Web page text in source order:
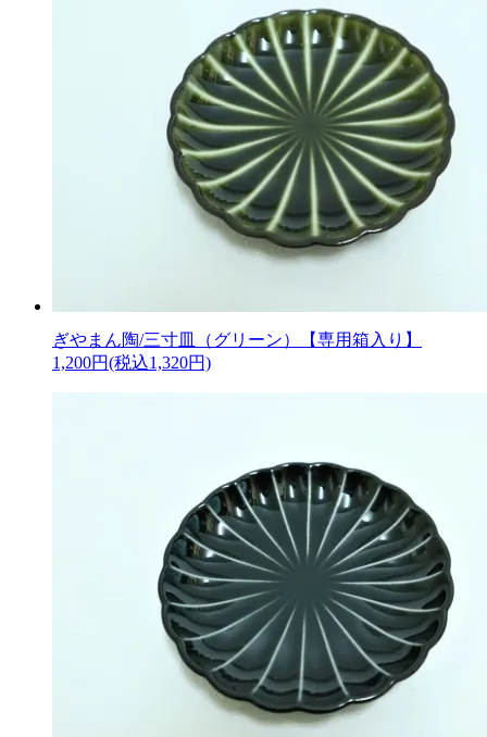
ぎやまん陶/三寸皿（グリーン）【専用箱入り】
1,200円(税込1,320円)